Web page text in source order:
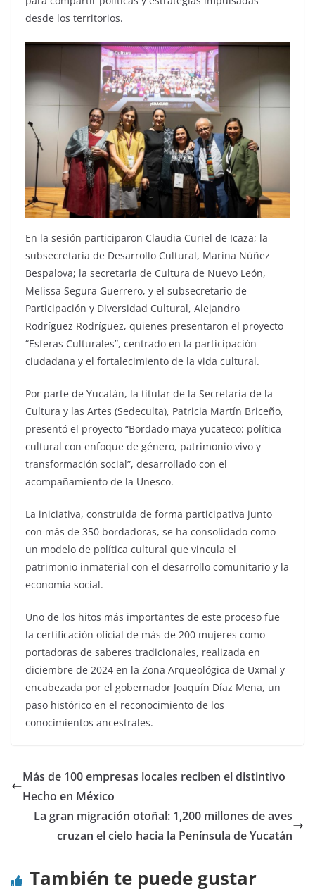
desde los territorios.
En la sesión participaron Claudia Curiel de Icaza; la
subsecretaria de Desarrollo Cultural, Marina Núñez
Bespalova; la secretaria de Cultura de Nuevo León,
Melissa Segura Guerrero, y el subsecretario de
Participación y Diversidad Cultural, Alejandro
Rodríguez Rodríguez, quienes presentaron el proyecto
“Esferas Culturales”, centrado en la participación
ciudadana y el fortalecimiento de la vida cultural.
Por parte de Yucatán, la titular de la Secretaría de la
Cultura y las Artes (Sedeculta), Patricia Martín Briceño,
presentó el proyecto “Bordado maya yucateco: política
cultural con enfoque de género, patrimonio vivo y
transformación social”, desarrollado con el
acompañamiento de la Unesco.
La iniciativa, construida de forma participativa junto
con más de 350 bordadoras, se ha consolidado como
un modelo de política cultural que vincula el
patrimonio inmaterial con el desarrollo comunitario y la
economía social.
Uno de los hitos más importantes de este proceso fue
la certificación oficial de más de 200 mujeres como
portadoras de saberes tradicionales, realizada en
diciembre de 2024 en la Zona Arqueológica de Uxmal y
encabezada por el gobernador Joaquín Díaz Mena, un
paso histórico en el reconocimiento de los
conocimientos ancestrales.
Más de 100 empresas locales reciben el distintivo
Hecho en México
La gran migración otoñal: 1,200 millones de aves
cruzan el cielo hacia la Península de Yucatán
También te puede gustar